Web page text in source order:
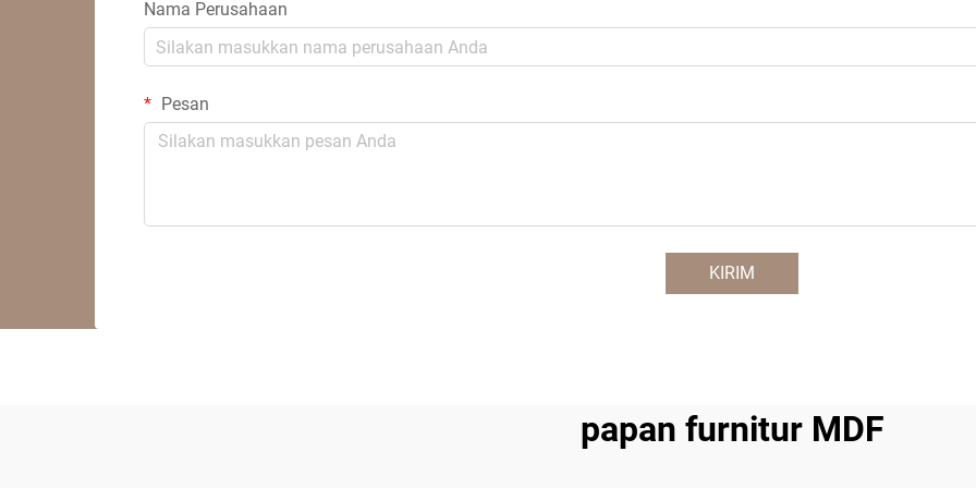
Nama Perusahaan
Pesan
KIRIM
papan furnitur MDF